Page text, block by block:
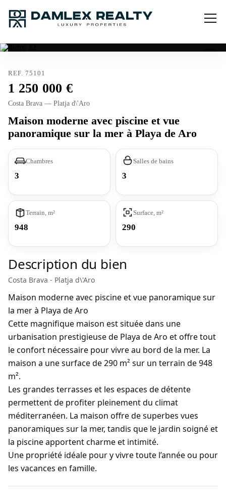
REF. 75101
1 250 000
Costa Brava — Platja d\'Aro
Maison moderne avec piscine et vue
panoramique sur la mer à Playa de Aro
Chambres
3
Salles de bains
3
Terrain, m²
948
Surface, m²
290
Description du bien
Costa Brava - Platja d\'Aro
Maison moderne avec piscine et vue panoramique sur
la mer à Playa de Aro
Cette magnifique maison est située dans une
urbanisation prestigieuse de Playa de Aro et offre tout
le confort nécessaire pour vivre au bord de la mer. La
maison a une surface de290 m² sur un terrain de948
m².
Les grandes terrasses et les espaces de détente
permettent de profiter pleinement du climat
méditerranéen. La maison offre desuperbes vues
panoramiques sur la mer, tandis que le jardin soignéet
la piscineapportent charme et intimité.
Une propriété idéale pour y vivre toute l’année ou pour
les vacances en famille.